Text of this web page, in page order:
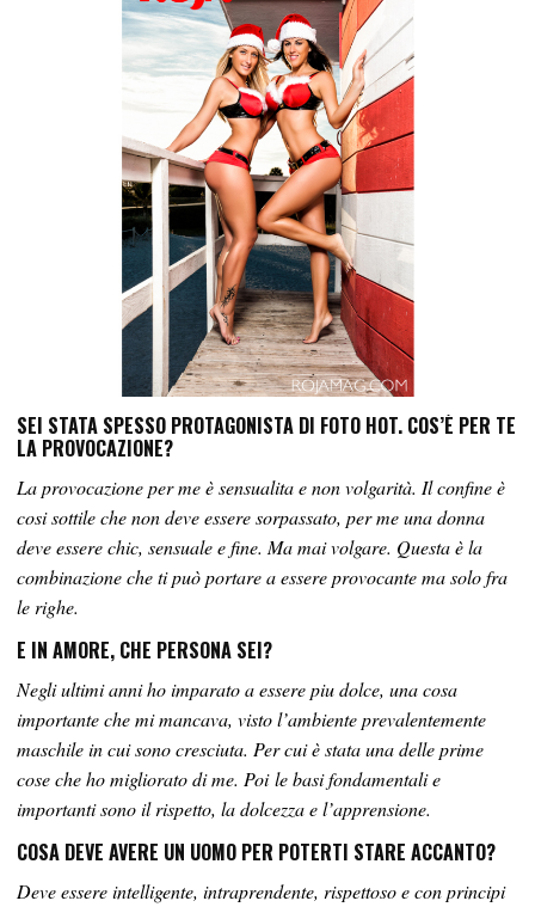
SEI STATA SPESSO PROTAGONISTA DI FOTO HOT. COS’È PER TE
LA PROVOCAZIONE?
La provocazione per me è sensualita e non volgarità. Il confine è
cosi sottile che non deve essere sorpassato, per me una donna
deve essere chic, sensuale e fine. Ma mai volgare. Questa è la
combinazione che ti può portare a essere provocante ma solo fra
le righe.
E IN AMORE, CHE PERSONA SEI?
Negli ultimi anni ho imparato a essere piu dolce, una cosa
importante che mi mancava, visto l’ambiente prevalentemente
maschile in cui sono cresciuta. Per cui è stata una delle prime
cose che ho migliorato di me. Poi le basi fondamentali e
importanti sono il rispetto, la dolcezza e l’apprensione.
COSA DEVE AVERE UN UOMO PER POTERTI STARE ACCANTO?
Deve essere intelligente, intraprendente, rispettoso e con principi